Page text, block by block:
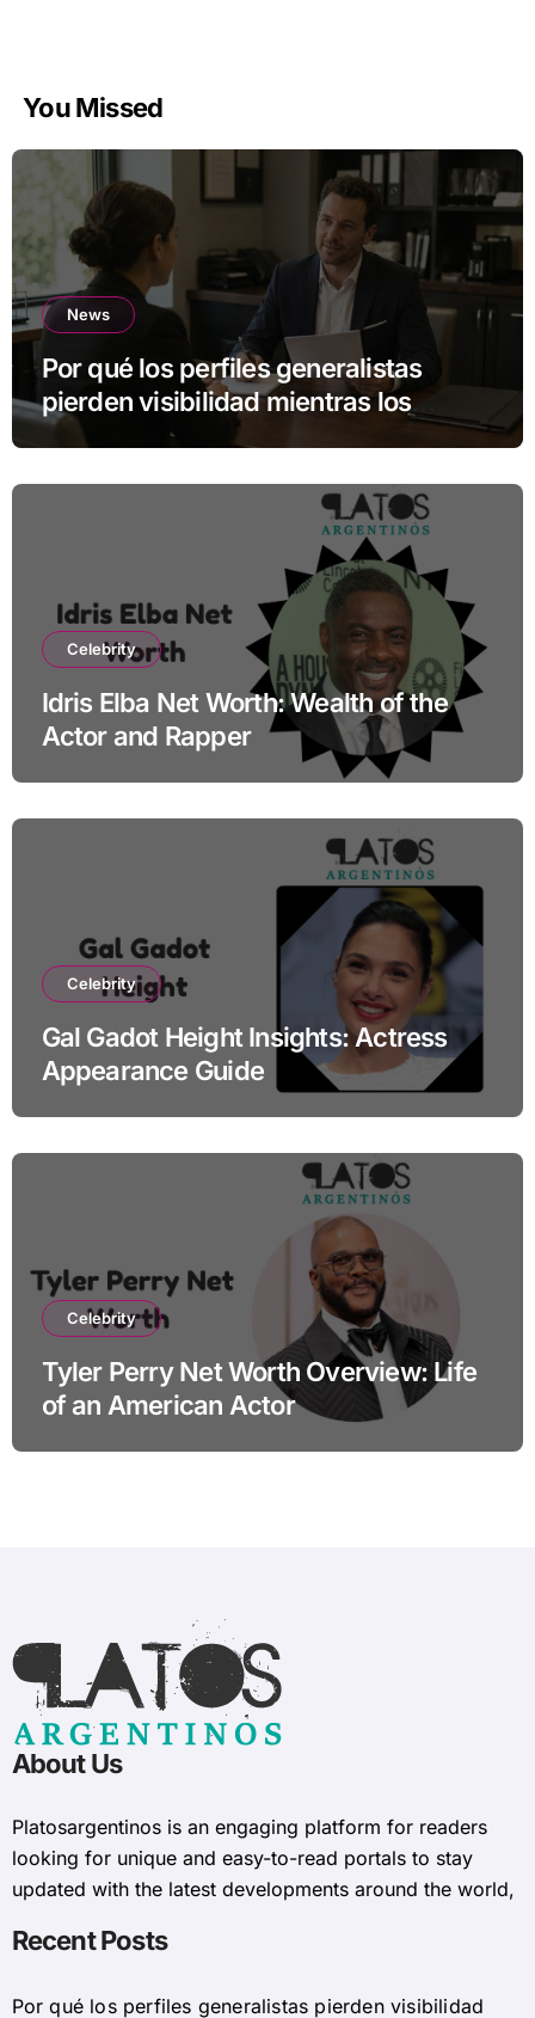
You Missed
News
Por qué los perfiles generalistas
pierden visibilidad mientras los
especialistas ganan fuerza
Celebrity
Idris Elba Net Worth: Wealth of the
Actor and Rapper
Celebrity
Gal Gadot Height Insights: Actress
Appearance Guide
Celebrity
Tyler Perry Net Worth Overview: Life
of an American Actor
About Us
Platosargentinos is ​​an engaging platform for readers
looking for unique and easy-to-read portals to stay
updated with the latest developments around the world,
Recent Posts
Por qué los perfiles generalistas pierden visibilidad